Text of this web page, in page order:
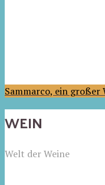
Sammarco, ein großer
WEIN
Welt der Weine